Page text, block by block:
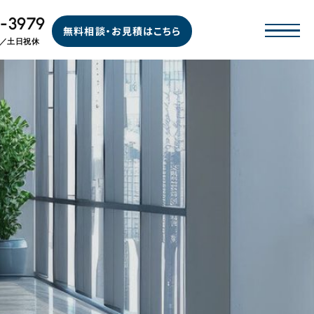
3979
土日祝休
無料相談・お見積はこちら